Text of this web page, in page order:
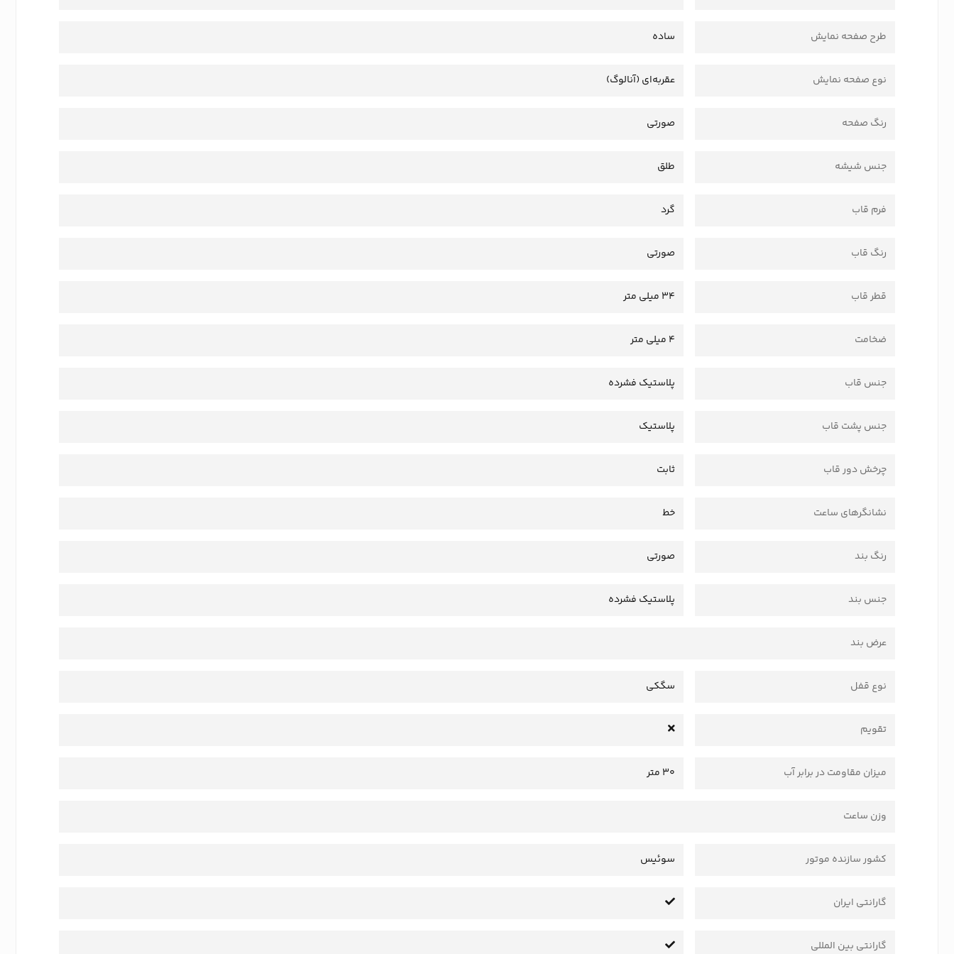
طرح صفحه نمایش ساده
نوع صفحه نمایش عقربه‌ای (آنالوگ)
رنگ صفحه صورتی
جنس شیشه طلق
فرم قاب گرد
رنگ قاب صورتی
قطر قاب 34 میلی متر
ضخامت 4 میلی متر
جنس قاب پلاستیک فشرده
جنس پشت قاب پلاستیک
چرخش دور قاب ثابت
نشانگرهای ساعت خط
رنگ بند صورتی
جنس بند پلاستیک فشرده
عرض بند
نوع قفل سگکی
تقویم
میزان مقاومت در برابر آب 30 متر
وزن ساعت
کشور سازنده موتور سوئیس
گارانتی ایران
گارانتی بین المللی